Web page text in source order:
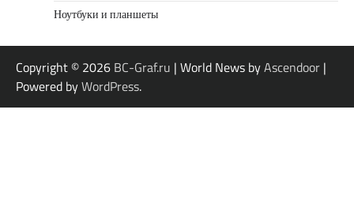
Ноутбуки и планшеты
Copyright © 2026 BC-Graf.ru | World News byAscendoor |
Powered byWordPress.